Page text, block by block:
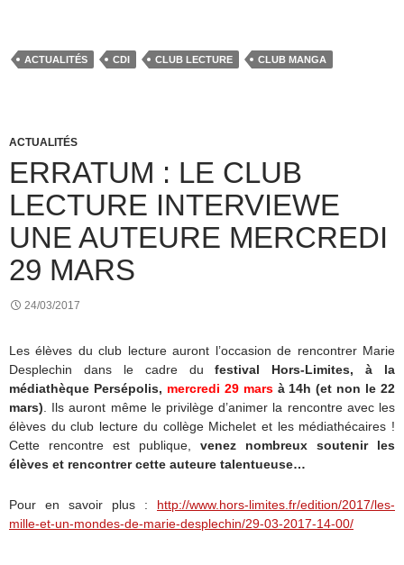
ACTUALITÉS CDI CLUB LECTURE CLUB MANGA
ACTUALITÉS
ERRATUM : LE CLUB
LECTURE INTERVIEWE
UNE AUTEURE MERCREDI
29 MARS
24/03/2017
Les élèves du club lecture auront l’occasion de rencontrer Marie
Desplechin dans le cadre du festival Hors-Limites, à la
médiathèque Persépolis, mercredi 29 marsà 14h (et non le 22
mars) . Ils auront même le privilège d’animer la rencontre avec les
élèves du club lecture du collège Michelet et les médiathécaires !
Cette rencontre est publique, venez nombreux soutenir les
élèves et rencontrer cette auteure talentueuse…
Pour en savoir plus : http://www.hors-limites.fr/edition/2017/les-
mille-et-un-mondes-de-marie-desplechin/29-03-2017-14-00/